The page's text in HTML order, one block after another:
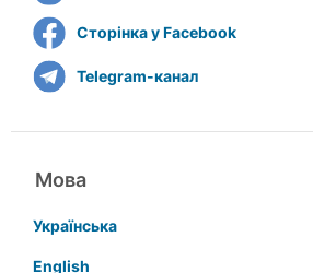
Сторінка у Facebook
Telegram-канал
Мова
Українська
English